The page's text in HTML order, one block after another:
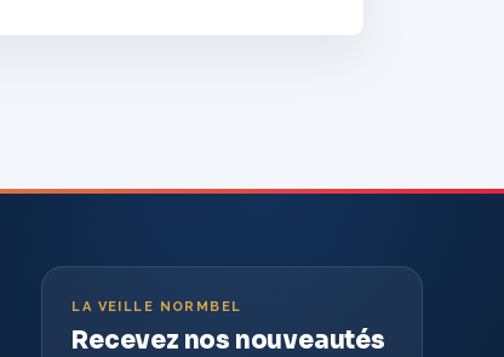
LA VEILLE NORMBEL
Recevez nos nouveautés